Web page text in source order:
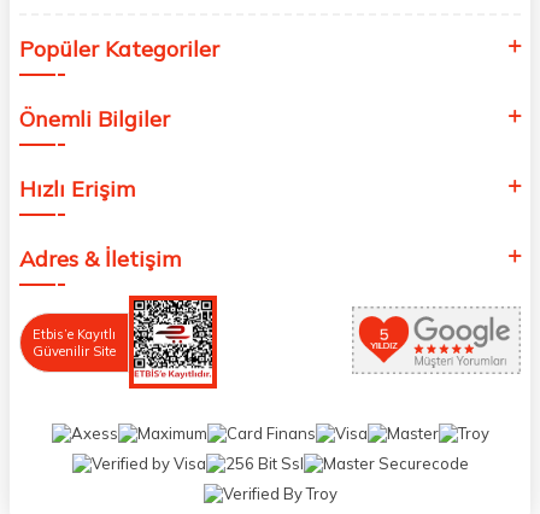
Popüler Kategoriler
Önemli Bilgiler
Hızlı Erişim
Adres & İletişim
Etbis’e Kayıtlı
Güvenilir Site